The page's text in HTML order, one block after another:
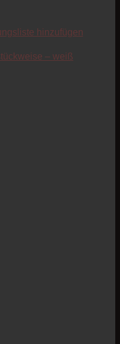
hinzufügen
– weiß